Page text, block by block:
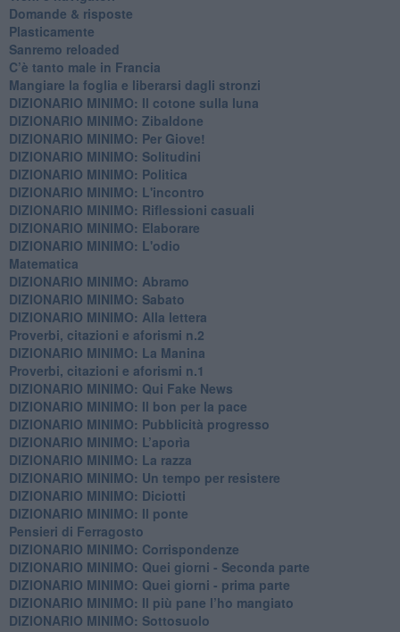
​Domande & risposte
​Plasticamente
Sanremo reloaded
C’è tanto male in Francia
​Mangiare la foglia e liberarsi dagli stronzi
DIZIONARIO MINIMO: Il cotone sulla luna
DIZIONARIO MINIMO: Zibaldone
DIZIONARIO MINIMO: Per Giove!
DIZIONARIO MINIMO: Solitudini
DIZIONARIO MINIMO: Politica
DIZIONARIO MINIMO: L'incontro
DIZIONARIO MINIMO: Riflessioni casuali
DIZIONARIO MINIMO: Elaborare
DIZIONARIO MINIMO: L'odio
​Matematica
DIZIONARIO MINIMO: Abramo
DIZIONARIO MINIMO: Sabato
​DIZIONARIO MINIMO: Alla lettera
Proverbi, citazioni e aforismi n.2
DIZIONARIO MINIMO: La Manina
​Proverbi, citazioni e aforismi n.1
DIZIONARIO MINIMO: Qui Fake News
DIZIONARIO MINIMO: ​Il bon per la pace
DIZIONARIO MINIMO: Pubblicità progresso
DIZIONARIO MINIMO: L’aporìa
DIZIONARIO MINIMO: La razza
DIZIONARIO MINIMO: Un tempo per resistere
DIZIONARIO MINIMO: Diciotti
DIZIONARIO MINIMO: Il ponte
Pensieri di Ferragosto
DIZIONARIO MINIMO: Corrispondenze
DIZIONARIO MINIMO: Quei giorni - Seconda parte
DIZIONARIO MINIMO: Quei giorni - prima parte
DIZIONARIO MINIMO: Il più pane l’ho mangiato
DIZIONARIO MINIMO: Sottosuolo